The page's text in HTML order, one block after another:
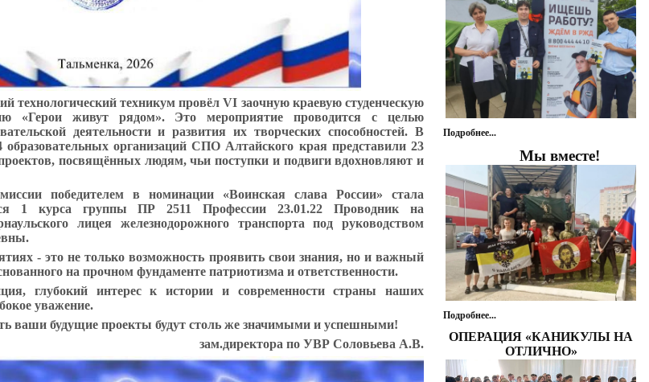
технологический техникум провёл VI заочную краевую студенческую
«Герои живут рядом». Это мероприятие проводится с целью
деятельности и развития их творческих способностей. В
организаций СПО Алтайского края представили 23
посвящённых людям, чьи поступки и подвиги вдохновляют и
победителем в номинации «Воинская слава России» стала
1 курса группы ПР 2511 Профессии 23.01.22 Проводник на
лицея железнодорожного транспортапод руководством
- это не только возможность проявить свои знания, но и важный
на прочном фундаменте патриотизма и ответственности.
глубокий интерес к истории и современности страны наших
уважение.
ваши будущие проекты будут столь же значимыми и успешными!
зам.директора по УВР Соловьева А.В.
Подробнее...
Мы вместе!
Подробнее...
ОПЕРАЦИЯ «КАНИКУЛЫ НА
ОТЛИЧНО»